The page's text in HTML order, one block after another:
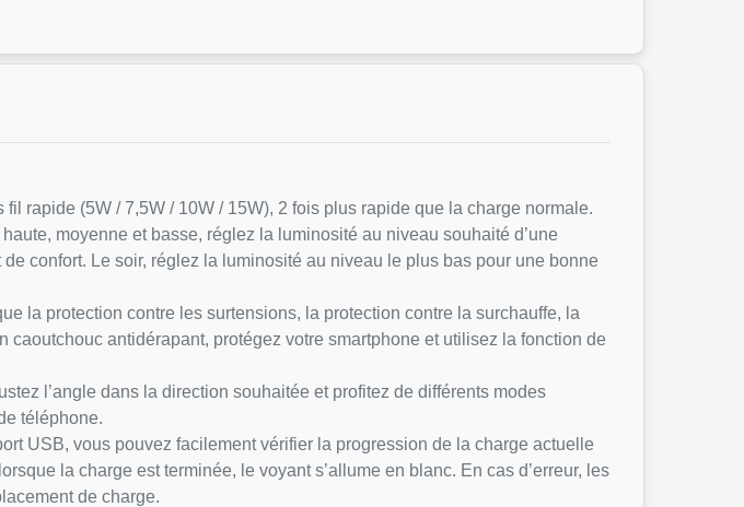
rapide (5W / 7,5W / 10W / 15W), 2 fois plus rapide que la charge normale.
moyenne et basse, réglez la luminosité au niveau souhaité d’une
confort. Le soir, réglez la luminosité au niveau le plus bas pour une bonne
la protection contre les surtensions, la protection contre la surchauffe, la
antidérapant, protégez votre smartphone et utilisez la fonction de
l’angle dans la direction souhaitée et profitez de différents modes
téléphone.
USB, vous pouvez facilement vérifier la progression de la charge actuelle
la charge est terminée, le voyant s’allume en blanc. En cas d’erreur, les
de charge.